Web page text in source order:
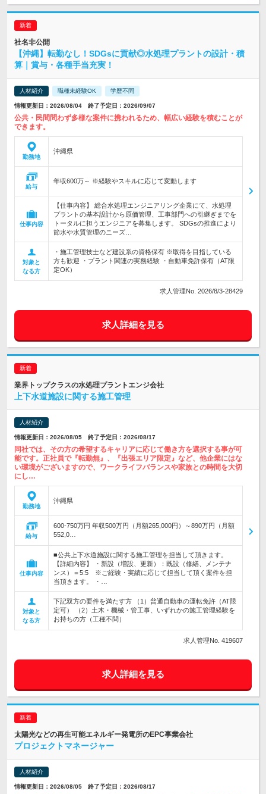
社名非公開
【沖縄】転勤なし！SDGsに貢献◎水処理プラントの設計・積
算｜賞与・各種手当充実！
人材紹介 職種未経験OK 学歴不問
情報更新日：2026/08/04 終了予定日：2026/09/07
公共・民間問わず多様な案件に携われるため、幅広い経験を積むことが
できます。
勤務地
沖縄県
給与
年収600万～ ※経験やスキルに応じて変動します
仕事内容
【仕事内容】 総合水処理エンジニアリング企業にて、水処理
プラントの基本設計から原価管理、工事部門への引継ぎまでを
トータルに担うエンジニアを募集します。 SDGsの推進により
節水や水質管理のニーズ…
対象と
なる方
・施工管理技士など建設系の資格保有 ※取得を目指している
方も歓迎 ・プラント関連の実務経験 ・自動車免許保有（AT限
定OK）
求人管理No. 2026/8/3-28429
求人詳細を見る
業界トップクラスの水処理プラントエンジ会社
上下水道施設に関する施工管理
人材紹介
情報更新日：2026/08/05 終了予定日：2026/08/17
同社では、その方の希望するキャリアに応じて働き方を選択する事が可
能です。正社員で『転勤無』、『出張エリア限定』など、他企業にはな
い環境がございますので、ワークライフバランスや家族との時間を大切
にし…
勤務地
沖縄県
給与
600-750万円 年収500万円（月額265,000円）～890万円（月額
552,0…
仕事内容
■公共上下水道施設に関する施工管理を担当して頂きます。
【詳細内容】 ・新設（増設、更新）：既設（修繕、メンテナ
ンス）＝5:5 ※ご経験・実績に応じて担当して頂く案件を担
当頂きます。 ・…
対象と
なる方
下記双方の要件を満たす方 （1）普通自動車の運転免許（AT限
定可） （2）土木・機械・管工事、いずれかの施工管理経験を
お持ちの方（工種不問）
求人管理No. 419607
求人詳細を見る
太陽光などの再生可能エネルギー発電所のEPC事業会社
プロジェクトマネージャー
人材紹介
情報更新日：2026/08/05 終了予定日：2026/08/17